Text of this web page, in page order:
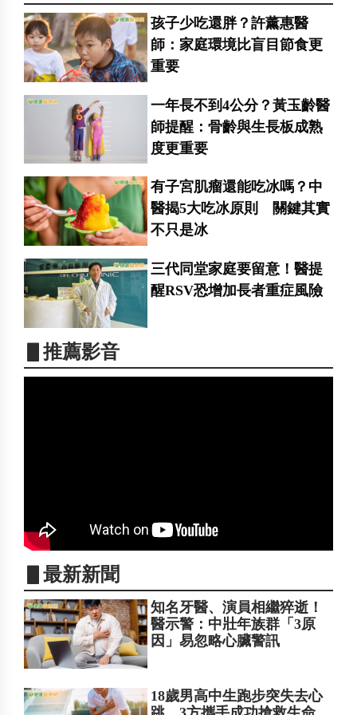
孩子少吃還胖？許薰惠醫
師：家庭環境比盲目節食更
重要
一年長不到4公分？黃玉齡醫
師提醒：骨齡與生長板成熟
度更重要
有子宮肌瘤還能吃冰嗎？中
醫揭5大吃冰原則 關鍵其實
不只是冰
三代同堂家庭要留意！醫提
醒RSV恐增加長者重症風險
▋推薦影音
▋最新新聞
知名牙醫、演員相繼猝逝！
醫示警：中壯年族群「3原
因」易忽略心臟警訊
18歲男高中生跑步突失去心